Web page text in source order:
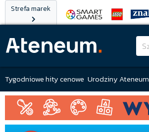
Strefa marek
Tygodniowe hity cenowe Urodziny Ateneum